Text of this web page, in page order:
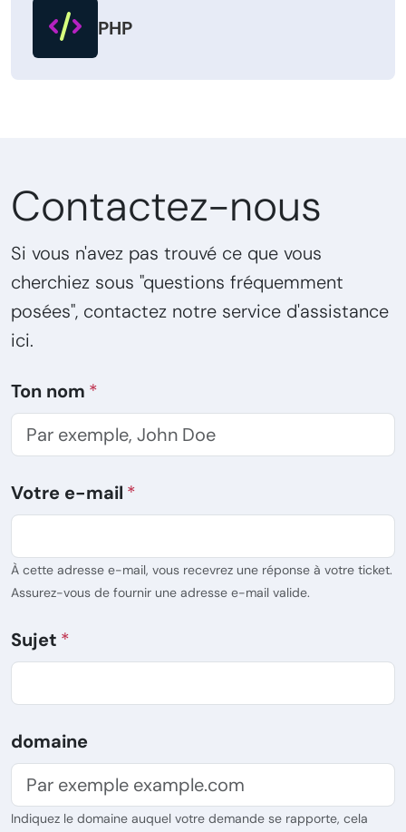
PHP
Contactez-nous
Si vous n'avez pas trouvé ce que vous
cherchiez sous "questions fréquemment
posées", contactez notre service d'assistance
ici.
Ton nom
Votre e-mail
À cette adresse e-mail, vous recevrez une réponse à votre ticket.
Assurez-vous de fournir une adresse e-mail valide.
Sujet
domaine
Indiquez le domaine auquel votre demande se rapporte, cela